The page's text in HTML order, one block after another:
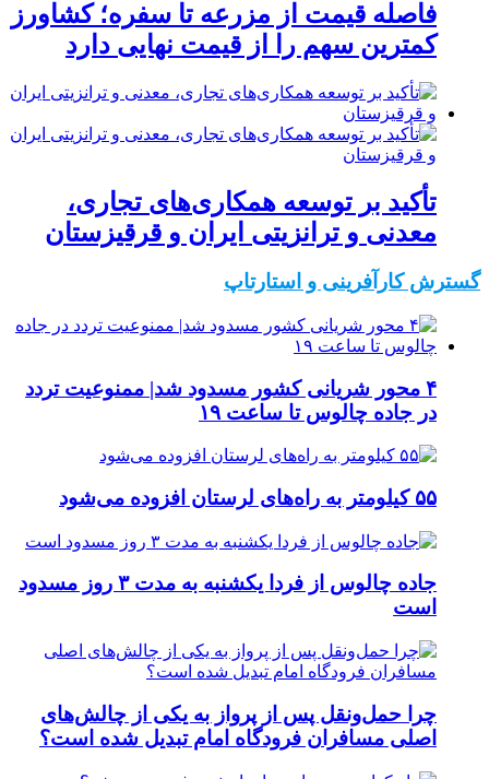
فاصله قیمت از مزرعه تا سفره؛ کشاورز
کمترین سهم را از قیمت نهایی دارد
تأکید بر توسعه همکاری‌های تجاری،
معدنی و ترانزیتی ایران و قرقیزستان
گسترش کارآفرینی و استارتاپ
۴ محور شریانی کشور مسدود شد| ممنوعیت تردد
در جاده چالوس تا ساعت ۱۹
۵۵ کیلومتر به راه‌های لرستان افزوده می‌شود
جاده چالوس از فردا یکشنبه به مدت ۳ روز مسدود
است
چرا حمل‌ونقل پس از پرواز به یکی از چالش‌های
اصلی مسافران فرودگاه امام تبدیل شده است؟